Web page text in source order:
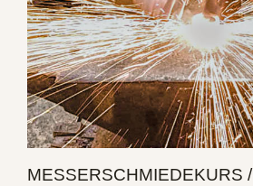
MESSERSCHMIEDEKURS /